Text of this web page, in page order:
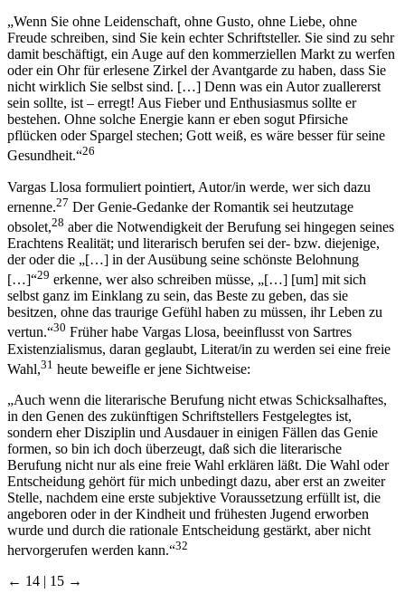
„Wenn Sie ohne Leidenschaft, ohne Gusto, ohne Liebe, ohne
Freude schreiben, sind Sie kein echter Schriftsteller. Sie sind zu sehr
damit beschäftigt, ein Auge auf den kommerziellen Markt zu werfen
oder ein Ohr für erlesene Zirkel der Avantgarde zu haben, dass Sie
nicht wirklich Sie selbst sind. […] Denn was ein Autor zuallererst
sein sollte, ist – erregt! Aus Fieber und Enthusiasmus sollte er
bestehen. Ohne solche Energie kann er eben sogut Pfirsiche
pflücken oder Spargel stechen; Gott weiß, es wäre besser für seine
Gesundheit.“26
Vargas Llosa formuliert pointiert, Autor/in werde, wer sich dazu
ernenne.27 Der Genie-Gedanke der Romantik sei heutzutage
obsolet,28 aber die Notwendigkeit der Berufung sei hingegen seines
Erachtens Realität; und literarisch berufen sei der- bzw. diejenige,
der oder die „[…] in der Ausübung seine schönste Belohnung
[…]“29 erkenne, wer also schreiben müsse, „[…] [um] mit sich
selbst ganz im Einklang zu sein, das Beste zu geben, das sie
besitzen, ohne das traurige Gefühl haben zu müssen, ihr Leben zu
vertun.“30 Früher habe Vargas Llosa, beeinflusst von Sartres
Existenzialismus, daran geglaubt, Literat/in zu werden sei eine freie
Wahl,31 heute beweifle er jene Sichtweise:
„Auch wenn die literarische Berufung nicht etwas Schicksalhaftes,
in den Genen des zukünftigen Schriftstellers Festgelegtes ist,
sondern eher Disziplin und Ausdauer in einigen Fällen das Genie
formen, so bin ich doch überzeugt, daß sich die literarische
Berufung nicht nur als eine freie Wahl erklären läßt. Die Wahl oder
Entscheidung gehört für mich unbedingt dazu, aber erst an zweiter
Stelle, nachdem eine erste subjektive Voraussetzung erfüllt ist, die
angeboren oder in der Kindheit und frühesten Jugend erworben
wurde und durch die rationale Entscheidung gestärkt, aber nicht
hervorgerufen werden kann.“32
← 14 | 15 →